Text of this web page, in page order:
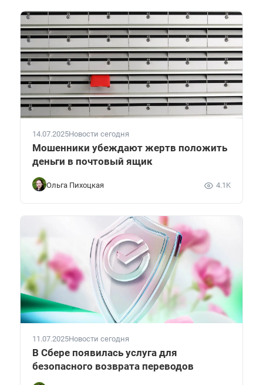
14.07.2025Новости сегодня
Мошенники убеждают жертв положить
деньги в почтовый ящик
Ольга Пихоцкая 4.1K
11.07.2025Новости сегодня
В Сбере появилась услуга для
безопасного возврата переводов